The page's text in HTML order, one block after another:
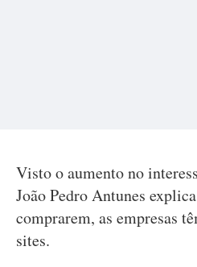
Visto o aumento no
João Pedro Antunes
comprarem, as empresas
sites.